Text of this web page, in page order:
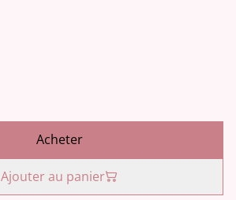
Acheter
Ajouter au panier